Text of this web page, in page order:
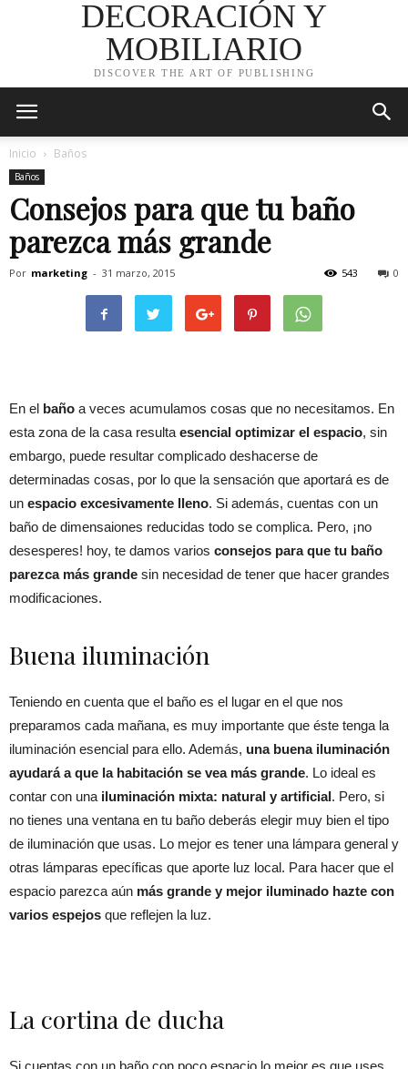
DECORACIÓN Y
MOBILIARIO
DISCOVER THE ART OF PUBLISHING
Inicio Baños
Baños
Consejos para que tu baño
parezca más grande
Por marketing - 31 marzo, 2015 0
543
En el baño a veces acumulamos cosas que no necesitamos. En
esta zona de la casa resulta esencial optimizar el espacio, sin
embargo, puede resultar complicado deshacerse de
determinadas cosas, por lo que la sensación que aportará es de
un espacio excesivamente lleno. Si además, cuentas con un
baño de dimensaiones reducidas todo se complica. Pero, ¡no
desesperes! hoy, te damos varios consejos para que tu baño
parezca más grande sin necesidad de tener que hacer grandes
modificaciones.
Buena iluminación
Teniendo en cuenta que el baño es el lugar en el que nos
preparamos cada mañana, es muy importante que éste tenga la
iluminación esencial para ello. Además, una buena iluminación
ayudará a que la habitación se vea más grande. Lo ideal es
contar con una iluminación mixta: natural y artificial. Pero, si
no tienes una ventana en tu baño deberás elegir muy bien el tipo
de iluminación que usas. Lo mejor es tener una lámpara general y
otras lámparas epecíficas que aporte luz local. Para hacer que el
espacio parezca aún más grande y mejor iluminado hazte con
varios espejos que reflejen la luz.
La cortina de ducha
Si cuentas con un baño con poco espacio lo mejor es que uses